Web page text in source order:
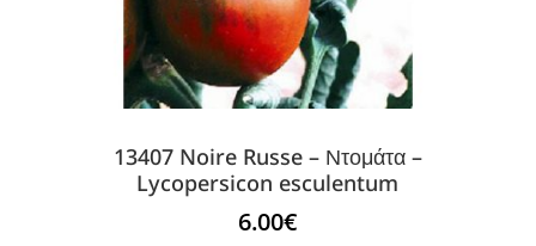
13407 Noire Russe – Ντομάτα –
Lycopersicon esculentum
6.00€